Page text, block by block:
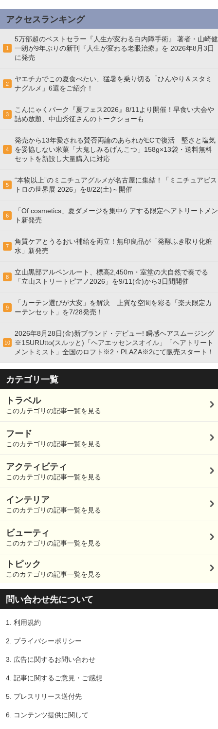
アクセスランキング
1
5万部超のベストセラー『人生が変わる白内障手術』 著者・山崎健
一朗が9年ぶりの新刊『人生が変わる老眼治療』を 2026年8月3日
に発売
2
ヤエチカでこの夏食べたい、猛暑を乗り切る「ひんやり＆スタミ
ナグルメ」6選をご紹介！
3
こんにゃくパーク『夏フェス2026』8/11より開催！早食い大会や
詰め放題、中山秀征さんのトークショーも
4
発売から13年愛される賛否両論のあられがECで復活 堅さと塩気
を妥協しない米菓「大鬼しみるげんこつ」158g×13袋・送料無料
セットを新設し大量購入に対応
5
“本物以上”のミニチュアグルメが名古屋に集結！「ミニチュアビス
トロの世界展 2026」を8/22(土)～開催
6
「Of cosmetics」夏ダメージを集中ケアする限定ヘアトリートメン
ト新発売
7
角質ケアとうるおい補給を両立！無印良品が「発酵ふき取り化粧
水」新発売
8
立山黒部アルペンルート、標高2,450m・室堂の大自然で奏でる
「立山ストリートピアノ2026」を9/11(金)から3日間開催
9
「カーテン選びが大変」を解決 上質な空間を彩る「楽天限定カ
ーテンセット」を7/28発売！
10
2026年8月28日(金)新ブランド・デビュー! 瞬感ヘアスムージング
※1SURUtto(スルッと)「ヘアエッセンスオイル」「ヘアトリート
メントミスト」全国のロフト※2・PLAZA※2にて販売スタート！
カテゴリ一覧
トラベル
このカテゴリの記事一覧を見る
フード
このカテゴリの記事一覧を見る
アクティビティ
このカテゴリの記事一覧を見る
インテリア
このカテゴリの記事一覧を見る
ビューティ
このカテゴリの記事一覧を見る
トピック
このカテゴリの記事一覧を見る
問い合わせ先について
1. 利用規約
2. プライバシーポリシー
3. 広告に関するお問い合わせ
4. 記事に関するご意見・ご感想
5. プレスリリース送付先
6. コンテンツ提供に関して